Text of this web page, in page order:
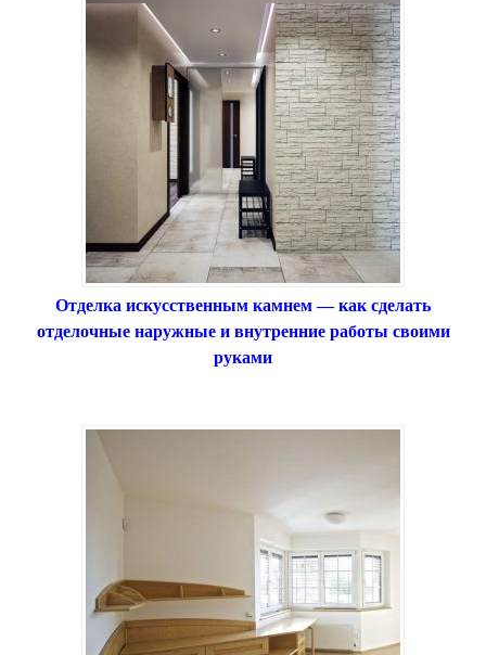
Отделка искусственным камнем — как сделать
отделочные наружные и внутренние работы своими
руками